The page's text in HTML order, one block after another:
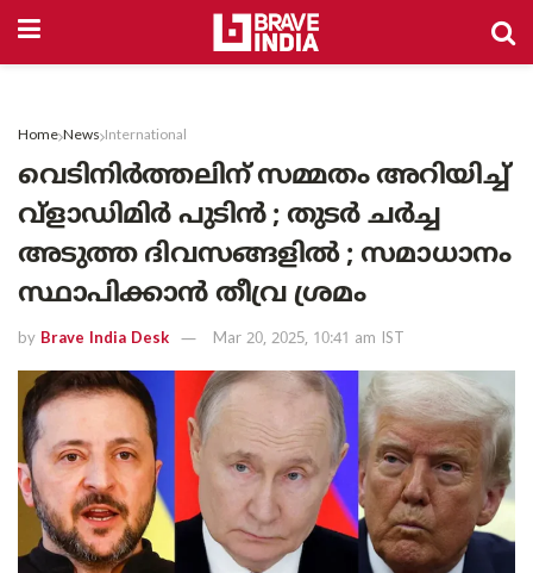
Home News International
വെടിനിർത്തലിന് സമ്മതം അറിയിച്ച്
വ്‌ളാഡിമിർ പുടിൻ ; തുടർ ചർച്ച
അടുത്ത ദിവസങ്ങളിൽ ; സമാധാനം
സ്ഥാപിക്കാൻ തീവ്ര ശ്രമം
by Brave India Desk Mar 20, 2025, 10:41 am IST